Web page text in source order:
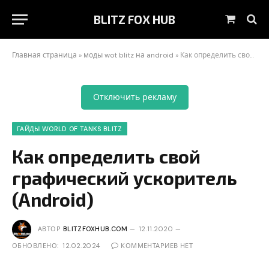
BLITZ FOX HUB Корзина
Главная страница » моды wot blitz на android » Как определить свой графический ускоритель (Android)
Отключить рекламу
ГАЙДЫ WORLD OF TANKS BLITZ
Как определить свой
графический ускоритель
(Android)
АВТОР BLITZFOXHUB.COM 12.11.2020
ОБНОВЛЕНО: 12.02.2024
КОММЕНТАРИЕВ НЕТ